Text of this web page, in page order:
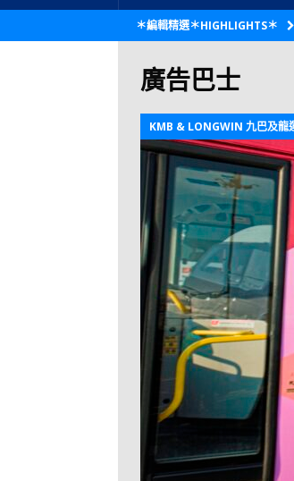
＊編輯精選＊HIGHLIGHTS＊
廣告巴士
KMB & LONGWIN 九巴及龍